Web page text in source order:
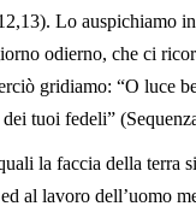
Lo auspichiamo
odierno, che ci
gridiamo: “O luce
tuoi fedeli”
la faccia della terra
al lavoro dell’uomo